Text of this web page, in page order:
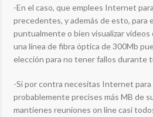
-En el caso, que emplees Internet
precedentes, y además de esto, para
puntualmente o bien visualizar videos
una línea de fibra óptica de 300Mb
elección para no tener fallos durante
-Si por contra necesitas Internet para
probablemente precises más MB de
mantienes reuniones on line casi